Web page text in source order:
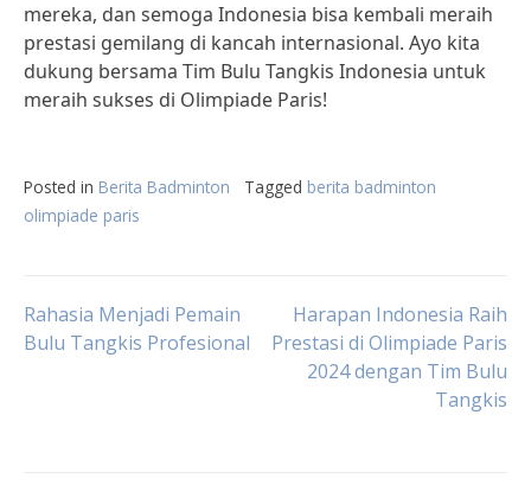
mereka, dan semoga Indonesia bisa kembali meraih
prestasi gemilang di kancah internasional. Ayo kita
dukung bersama Tim Bulu Tangkis Indonesia untuk
meraih sukses di Olimpiade Paris!
Posted in Berita Badminton Tagged berita badminton
olimpiade paris
Post
Rahasia Menjadi Pemain
Bulu Tangkis Profesional
Harapan Indonesia Raih
Prestasi di Olimpiade Paris
2024 dengan Tim Bulu
Tangkis